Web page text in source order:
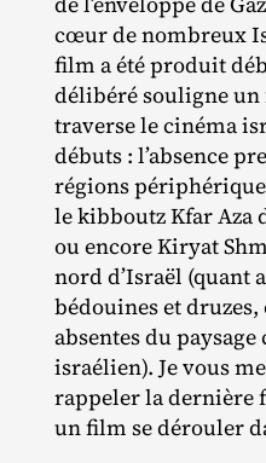
cœur de nombreux
film a été produit
délibéré souligne
traverse le cinéma
débuts : l’absence
régions
le kibboutz Kfar Aza
ou encore Kiryat
nord d’Israël (quant
bédouines et
absentes du
israélien). Je vous
rappeler la dernière
un film se dérouler